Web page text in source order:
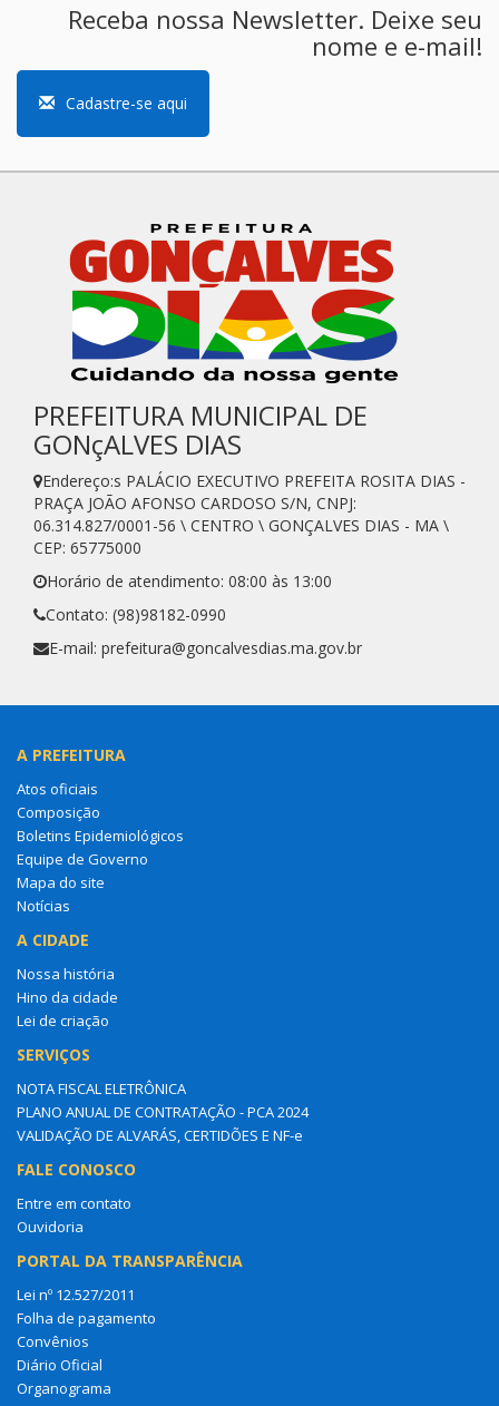
Receba nossa Newsletter. Deixe seu
nome e e-mail!
Cadastre-se aqui
PREFEITURA MUNICIPAL DE
GONçALVES DIAS
Endereço:s PALÁCIO EXECUTIVO PREFEITA ROSITA DIAS -
PRAÇA JOÃO AFONSO CARDOSO S/N, CNPJ:
06.314.827/0001-56 \ CENTRO \ GONÇALVES DIAS - MA \
CEP: 65775000
Horário de atendimento: 08:00 às 13:00
Contato: (98)98182-0990
E-mail: prefeitura@goncalvesdias.ma.gov.br
A PREFEITURA
Atos oficiais
Composição
Boletins Epidemiológicos
Equipe de Governo
Mapa do site
Notícias
A CIDADE
Nossa história
Hino da cidade
Lei de criação
SERVIÇOS
NOTA FISCAL ELETRÔNICA
PLANO ANUAL DE CONTRATAÇÃO - PCA 2024
VALIDAÇÃO DE ALVARÁS, CERTIDÕES E NF-e
FALE CONOSCO
Entre em contato
Ouvidoria
PORTAL DA TRANSPARÊNCIA
Lei nº 12.527/2011
Folha de pagamento
Convênios
Diário Oficial
Organograma